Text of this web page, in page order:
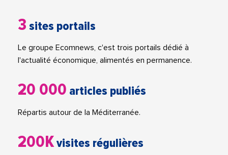
3 sites portails
Le groupe Ecomnews, c'est trois portails dédié à
l'actualité économique, alimentés en permanence.
20 000 articles publiés
Répartis autour de la Méditerranée.
200Kvisites régulières